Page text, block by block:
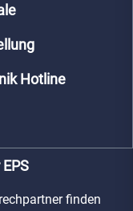
Hotline
finden